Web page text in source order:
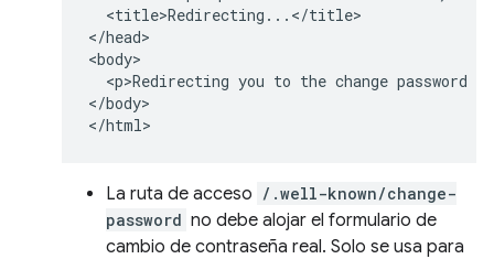
  <title>Redirecting...</title>
</head>
<body>
<p>Redirecting you to the change password
</body>
La ruta de acceso /.well-known/change-
password no debe alojar el formulario de
cambio de contraseña real. Solo se usa para